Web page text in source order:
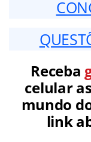
Receba
celular
mundo
link